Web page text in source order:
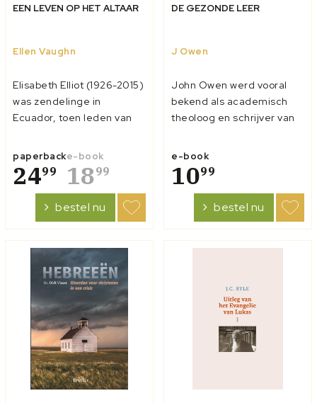
EEN LEVEN OP HET ALTAAR
Ellen Vaughn
Elisabeth Elliot (1926-2015)
was zendelinge in
Ecuador, toen leden van
echtgenoot Jim Elliot en
vier collega-zendelingen
doodden met een speer.
Met haar peuterdochter
vertrok Elisabeth een paar
jaar later naar diezelfde
stam, wo...
paperback
2499
e-book
1899
bestel nu
DE GEZONDE LEER
J Owen
John Owen werd vooral
bekend als academisch
theoloog en schrijver van
boeken. Maar hij was ook in
staat om beknopt en op
eenvoudig niveau te
gemeente van Fordham
schreef hij twee
catechismussen, een voor
e-book
1099
bestel nu